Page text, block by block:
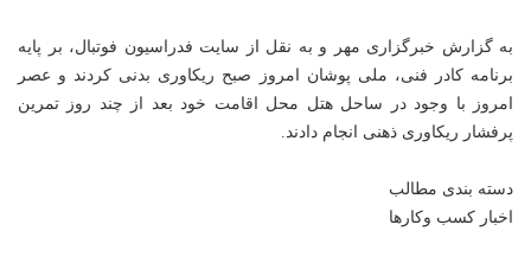
به گزارش خبرگزاری مهر و به نقل از سایت فدراسیون فوتبال، بر پایه
برنامه کادر فنی، ملی پوشان امروز صبح ریکاوری بدنی کردند و عصر
امروز با وجود در ساحل هتل محل اقامت خود بعد از چند روز تمرین
پرفشار ریکاوری ذهنی انجام دادند.
دسته بندی مطالب
اخبار کسب وکارها